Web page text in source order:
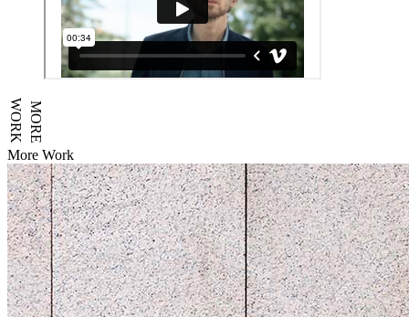
WORK MORE
More Work